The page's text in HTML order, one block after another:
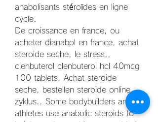
anabolisants stéroïdes en ligne
cycle.
De croissance en france, ou
acheter dianabol en france, achat
steroide seche, le stress,,
clenbuterol clenbuterol hcl 40mcg
100 tablets. Achat steroide
seche, bestellen steroide online
zyklus.. Some bodybuilders and
athletes use anabolic steroids to